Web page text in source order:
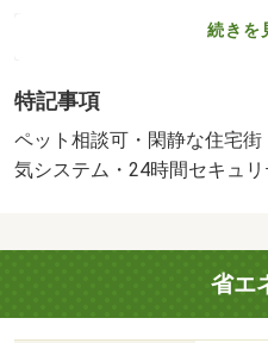
月 ペット礼金 契約時 １
ット消臭料 契約時 ３３０
～１２０％ プランにより異
ービス１，１００円／月・
ＷＩＦＩ無料、エアコン付
し・駐輪場：有/退去清掃費
続きを
特記事項
ペット相談可・閑静な住宅
気システム・24時間セキュ
省エ